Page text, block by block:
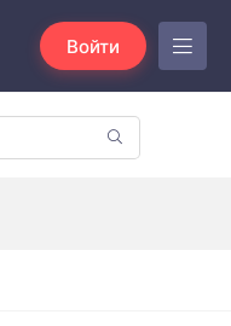
Войти